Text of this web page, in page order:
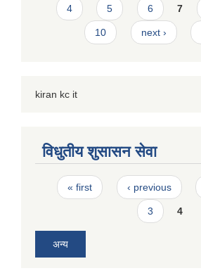
4 5 6 7
10 next ›
kiran kc it
विधुतीय शुसासन सेवा
Pages
« first ‹ previous
3 4
अन्य